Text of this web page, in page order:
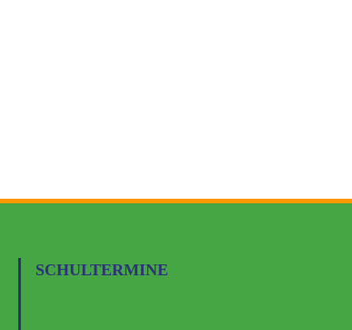
SCHULTERMINE